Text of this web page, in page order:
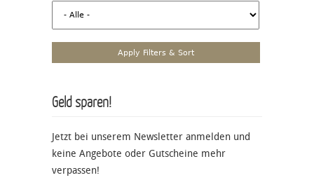
Geld sparen!
Jetzt bei unserem Newsletter anmelden und
keine Angebote oder Gutscheine mehr
verpassen!